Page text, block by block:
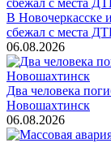
В Новочеркасске
сбежал с места
06.08.2026
Два человека
Новошахтинск
06.08.2026